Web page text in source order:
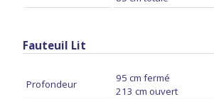
Fauteuil Lit
Profondeur
95 cm fermé
213 cm ouvert